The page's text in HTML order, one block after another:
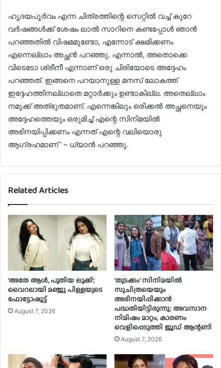
ഹൃദയപൂർവം എന്ന ചിത്രത്തിന്റെ സെറ്റിൽ വച്ച് കുറേ
വർഷങ്ങൾക്ക് ശേഷം ലാൽ സാറിനെ കണ്ടപ്പോൾ ഞാൻ
പറഞ്ഞതിൽ വിഷമമുണ്ടോ, എന്നോട് ക്ഷമിക്കണം
എന്നെല്ലാം അച്ഛൻ പറഞ്ഞു. എന്നാൽ, അതൊക്കെ
വിടെടോ ശ്രീനീ എന്നാണ് ഒരു ചിരിയോടെ അദ്ദേഹം
പറഞ്ഞത്. ഇങ്ങനെ പറയാനുള്ള മനസ് ലോകത്ത്
ഇദ്ദേഹത്തിനല്ലാതെ മറ്റാർക്കും ഉണ്ടാകില്ല. അതെല്ലാം
നമുക്ക് അത്‌ഭുതമാണ്. എന്നെങ്കിലും ഒരിക്കൽ അച്ഛനെയും
അദ്ദേഹത്തെയും ഒരുമിച്ച് എന്റെ സിനിമയിൽ
അഭിനയിപ്പിക്കണം എന്നത് എന്റെ വലിയൊരു
ആഗ്രഹമാണ് ‘ – ധ്യാൻ പറഞ്ഞു.
Related Articles
‘അതേ ആൾ, പുതിയ ലുക്ക്’;
വൈറലായി മഞ്ജു പിള്ളയുടെ
ഫോട്ടോഷൂട്ട്
August 7, 2026
‘തുടക്കം’ സിനിമയിൽ
സുചിത്രയെയും
അഭിനയിപ്പിക്കാൻ
പദ്ധതിയിട്ടിരുന്നു; അവസാന
നിമിഷം മാറ്റം, കാരണം
വെളിപ്പെടുത്തി ജൂഡ് ആന്റണി
August 7, 2026